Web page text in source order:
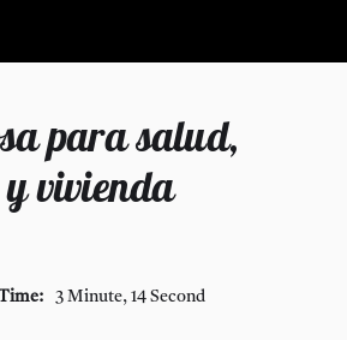
para salud,
vivienda
3 Minute, 14 Second